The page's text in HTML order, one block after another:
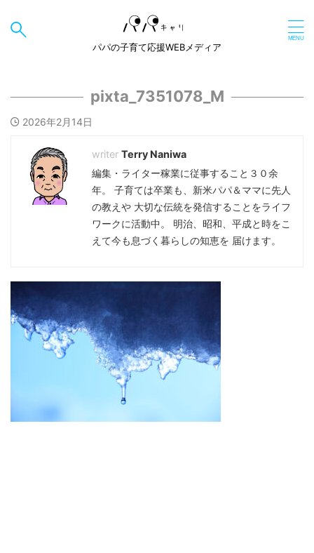
パパの子育て応援WEBメディア
pixta_7351078_M
2026年2月14日
Terry Naniwa
編集・ライター稼業に従事すること３０余
年。 子育ては卒業も、新米パパ＆ママに先人
の教えや 大切な伝統を発信することをライフ
ワークに活動中。 明治、昭和、平成と時をこ
えて今も息づく暮らしの知恵を 届けます。